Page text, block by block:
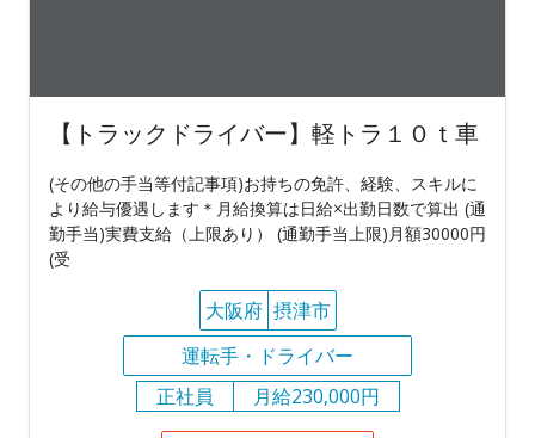
【トラックドライバー】軽トラ１０ｔ車
(その他の手当等付記事項)お持ちの免許、経験、スキルに
より給与優遇します＊月給換算は日給×出勤日数で算出 (通
勤手当)実費支給（上限あり） (通勤手当上限)月額30000円
(受
大阪府 摂津市
運転手・ドライバー
正社員
月給230,000円